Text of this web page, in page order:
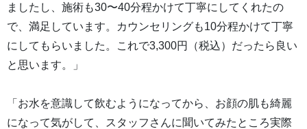
ましたし、施術も30〜40分程かけて丁寧にしてくれたの
で、満足しています。カウンセリングも10分程かけて丁寧
にしてもらいました。これで3,300円（税込）だったら良い
と思います。」
「お水を意識して飲むようになってから、お顔の肌も綺麗
になって気がして、スタッフさんに聞いてみたところ実際